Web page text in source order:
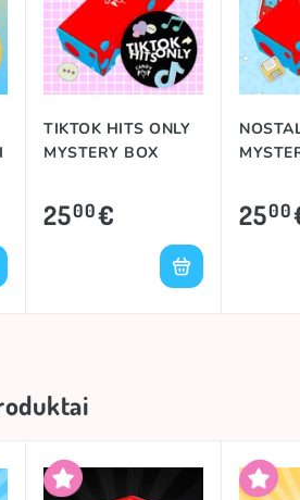
TIKTOK HITS ONLY
MYSTERY BOX
2500€ 2500